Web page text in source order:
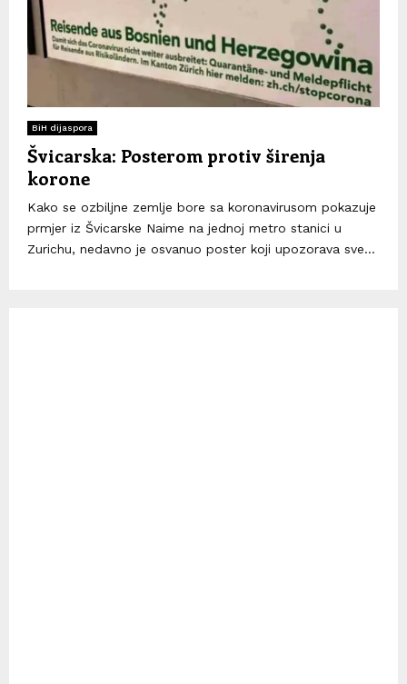
BiH dijaspora
Švicarska: Posterom protiv širenja
korone
Kako se ozbiljne zemlje bore sa koronavirusom pokazuje
prmjer iz Švicarske Naime na jednoj metro stanici u
Zurichu, nedavno je osvanuo poster koji upozorava sve...